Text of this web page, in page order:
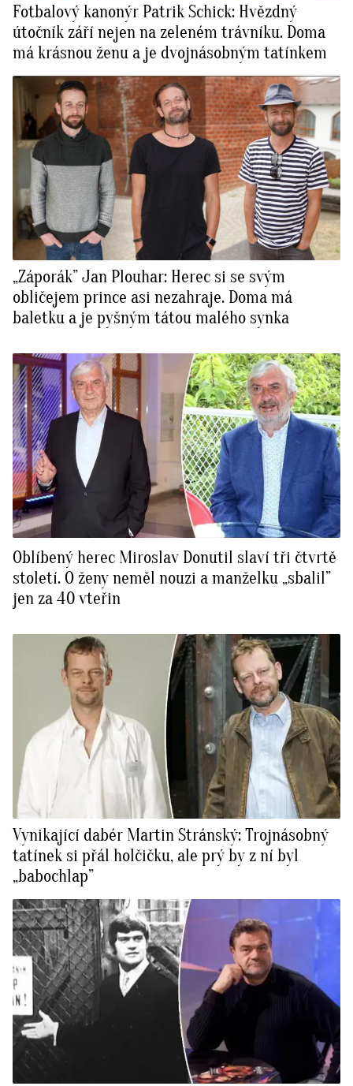
Fotbalový kanonýr Patrik Schick: Hvězdný
útočník září nejen na zeleném trávníku. Doma
má krásnou ženu a je dvojnásobným tatínkem
„Záporák” Jan Plouhar: Herec si se svým
obličejem prince asi nezahraje. Doma má
baletku a je pyšným tátou malého synka
Oblíbený herec Miroslav Donutil slaví tři čtvrtě
století. O ženy neměl nouzi a manželku „sbalil”
jen za 40 vteřin
Vynikající dabér Martin Stránský: Trojnásobný
tatínek si přál holčičku, ale prý by z ní byl
„babochlap”